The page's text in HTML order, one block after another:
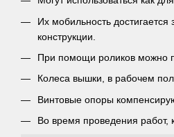
Их мобильность достигается
конструкции.
При помощи роликов можно
Колеса вышки, в рабочем
Винтовые опоры
Во время проведения работ,